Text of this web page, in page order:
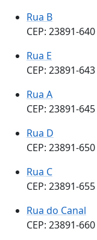
Rua B
CEP: 23891-640
Rua E
CEP: 23891-643
Rua A
CEP: 23891-645
Rua D
CEP: 23891-650
Rua C
CEP: 23891-655
Rua do Canal
CEP: 23891-660